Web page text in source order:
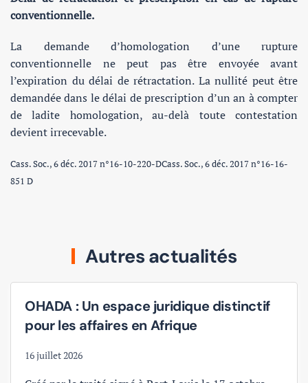
conventionnelle.
La demande d’homologation d’une rupture
conventionnelle ne peut pas être envoyée avant
l’expiration du délai de rétractation. La nullité peut être
demandée dans le délai de prescription d’un an à compter
de ladite homologation, au-delà toute contestation
devient irrecevable.
Cass. Soc., 6 déc. 2017 n°16-10-220-DCass. Soc., 6 déc. 2017 n°16-16-
851 D
Autres actualités
OHADA : Un espace juridique distinctif
pour les affaires en Afrique
16 juillet 2026